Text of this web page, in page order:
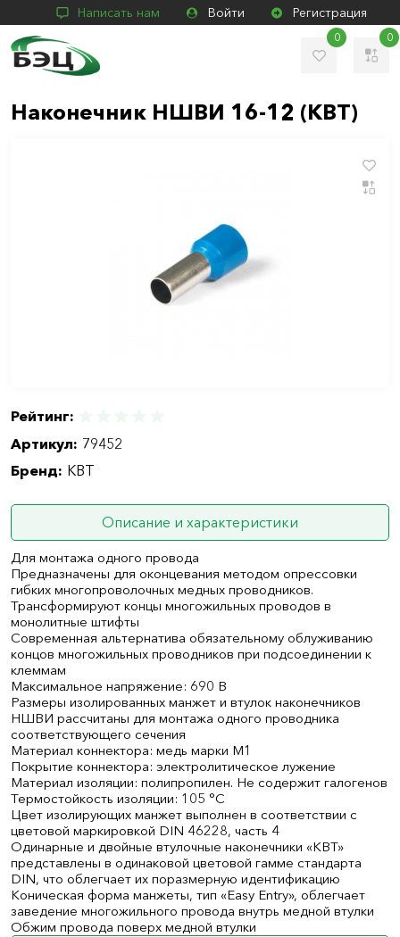
Написать нам Войти Регистрация
0 0
Наконечник НШВИ 16-12 (КВТ)
Рейтинг:
Артикул: 79452
Бренд: КВТ
Описание и характеристики
Для монтажа одного провода
Предназначены для оконцевания методом опрессовки
гибких многопроволочных медных проводников.
Трансформируют концы многожильных проводов в
монолитные штифты
Современная альтернатива обязательному облуживанию
концов многожильных проводников при подсоединении к
клеммам
Максимальное напряжение: 690 В
Размеры изолированных манжет и втулок наконечников
НШВИ рассчитаны для монтажа одного проводника
соответствующего сечения
Материал коннектора: медь марки М1
Покрытие коннектора: электролитическое лужение
Материал изоляции: полипропилен. Не содержит галогенов
Термостойкость изоляции: 105 °C
Цвет изолирующих манжет выполнен в соответствии с
цветовой маркировкой DIN 46228, часть 4
Одинарные и двойные втулочные наконечники «КВТ»
представлены в одинаковой цветовой гамме стандарта
DIN, что облегчает их поразмерную идентификацию
Коническая форма манжеты, тип «Easy Entry», облегчает
заведение многожильного провода внутрь медной втулки
Обжим провода поверх медной втулки